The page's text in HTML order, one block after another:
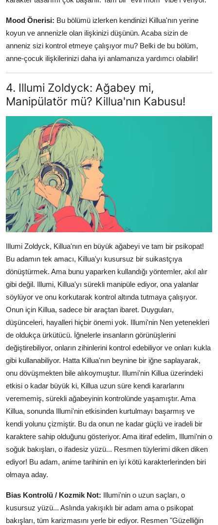
Mood Önerisi: Bu bölümü izlerken kendinizi Killua'nın yerine
koyun ve annenizle olan ilişkinizi düşünün. Acaba sizin de
anneniz sizi kontrol etmeye çalışıyor mu? Belki de bu bölüm,
anne-çocuk ilişkilerinizi daha iyi anlamanıza yardımcı olabilir!
4. Illumi Zoldyck: Ağabey mi,
Manipülatör mü? Killua'nın Kabusu!
Illumi Zoldyck, Killua'nın en büyük ağabeyi ve tam bir psikopat!
Bu adamın tek amacı, Killua'yı kusursuz bir suikastçıya
dönüştürmek. Ama bunu yaparken kullandığı yöntemler, akıl alır
gibi değil. Illumi, Killua'yı sürekli manipüle ediyor, ona yalanlar
söylüyor ve onu korkutarak kontrol altında tutmaya çalışıyor.
Onun için Killua, sadece bir araçtan ibaret. Duyguları,
düşünceleri, hayalleri hiçbir önemi yok. Illumi'nin Nen yetenekleri
de oldukça ürkütücü. İğnelerle insanların görünüşlerini
değiştirebiliyor, onların zihinlerini kontrol edebiliyor ve onları kukla
gibi kullanabiliyor. Hatta Killua'nın beynine bir iğne saplayarak,
onu dövüşmekten bile alıkoymuştur. Illumi'nin Killua üzerindeki
etkisi o kadar büyük ki, Killua uzun süre kendi kararlarını
verememiş, sürekli ağabeyinin kontrolünde yaşamıştır. Ama
Killua, sonunda Illumi'nin etkisinden kurtulmayı başarmış ve
kendi yolunu çizmiştir. Bu da onun ne kadar güçlü ve iradeli bir
karaktere sahip olduğunu gösteriyor. Ama itiraf edelim, Illumi'nin o
soğuk bakışları, o ifadesiz yüzü... Resmen tüylerimi diken diken
ediyor! Bu adam, anime tarihinin en iyi kötü karakterlerinden biri
olmaya aday.
Bias Kontrolü / Kozmik Not: Illumi'nin o uzun saçları, o
kusursuz yüzü... Aslında yakışıklı bir adam ama o psikopat
bakışları, tüm karizmasını yerle bir ediyor. Resmen "Güzelliğin